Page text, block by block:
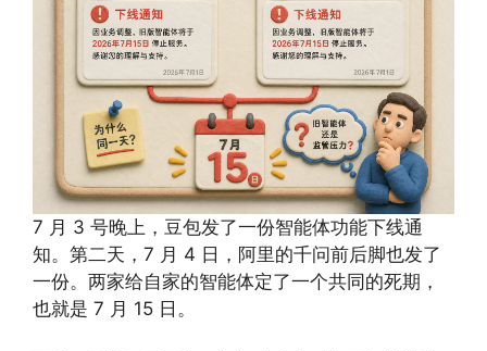
7 月 3 号晚上，豆包发了一份智能体功能下线通
知。第二天，7 月 4 日，阿里的千问前后脚也发了
一份。两家给自家的智能体定了一个共同的死期，
也就是 7 月 15 日。